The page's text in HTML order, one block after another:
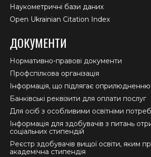
Наукометричні бази даних
Open Ukrainian Citation Index
ДОКУМЕНТИ
Нормативно-правові документи
Профспілкова організація
Інформація, що підлягає оприлюдненню
Банківські реквізити для оплати послуг
Для осіб з особливими освітніми
Інформація для здобувачів з питань
соціальних стипендій
Реєстр здобувачів вищої освіти, яким
академічна стипендія